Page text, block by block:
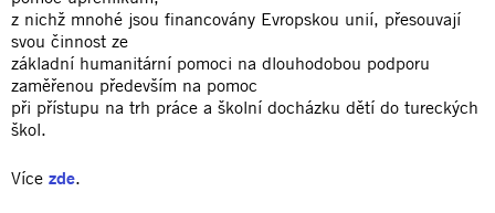
z nichž mnohé jsou financovány Evropskou unií, přesouvají
svou činnost ze
základní humanitární pomoci na dlouhodobou podporu
zaměřenou především na pomoc
při přístupu na trh práce a školní docházku dětí do tureckých
škol.
Více zde.